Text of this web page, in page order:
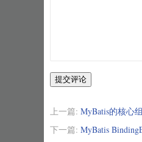
提交评论
上一篇: MyBatis的核心
下一篇: MyBatis